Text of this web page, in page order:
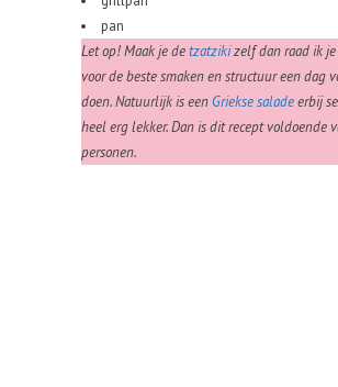
pan
Let op! Maak je detzatzikizelf dan raad ik
voor de beste smaken en structuur een dag
doen. Natuurlijk is een Griekse saladeerbij
heel erg lekker. Dan is dit recept voldoende
personen.